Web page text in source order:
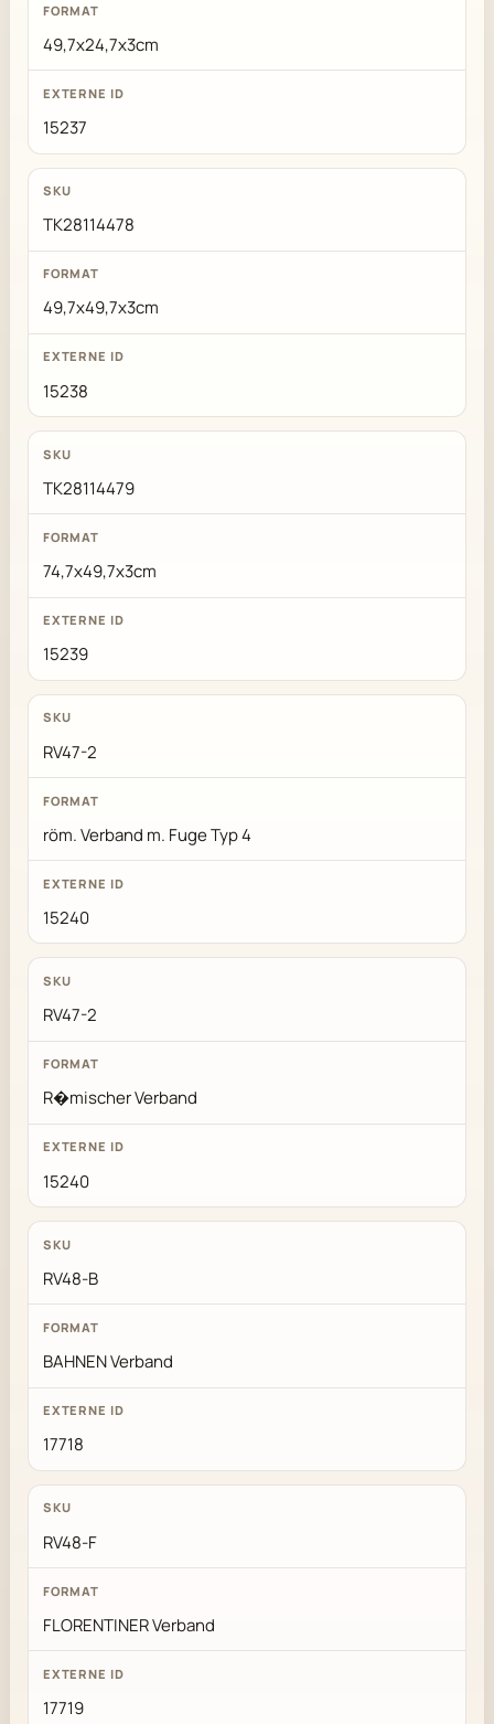
49,7x24,7x3cm
15237
TK28114478
49,7x49,7x3cm
15238
TK28114479
74,7x49,7x3cm
15239
RV47-2
röm. Verband m. Fuge Typ 4
15240
RV47-2
R�mischer Verband
15240
RV48-B
BAHNEN Verband
17718
RV48-F
FLORENTINER Verband
17719